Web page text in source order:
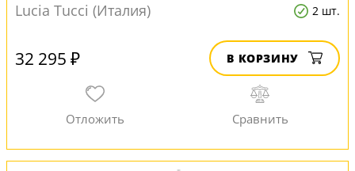
Lucia Tucci (Италия) 2 шт.
32 295 ₽ В КОРЗИНУ